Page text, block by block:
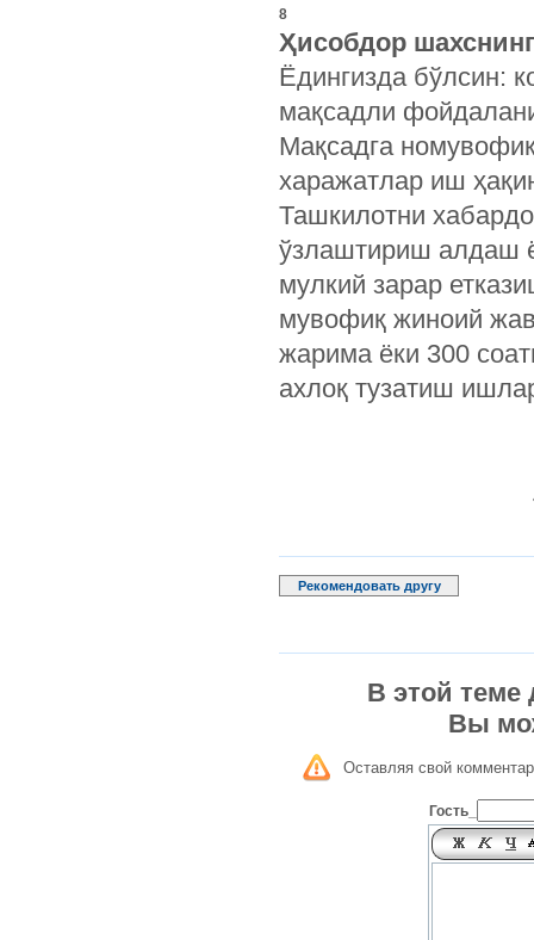
8
Ҳисобдор
Ёдингизда бўлсин:
мақсадли
Мақсадга
харажатлар иш
Ташкилотни
ўзлаштириш алдаш
мулкий зарар
мувофиқ жиноий
жарима ёки 300
ахлоқ тузатиш
Рекомендовать другу
В этой теме
Вы
Оставляя свой
Гость_